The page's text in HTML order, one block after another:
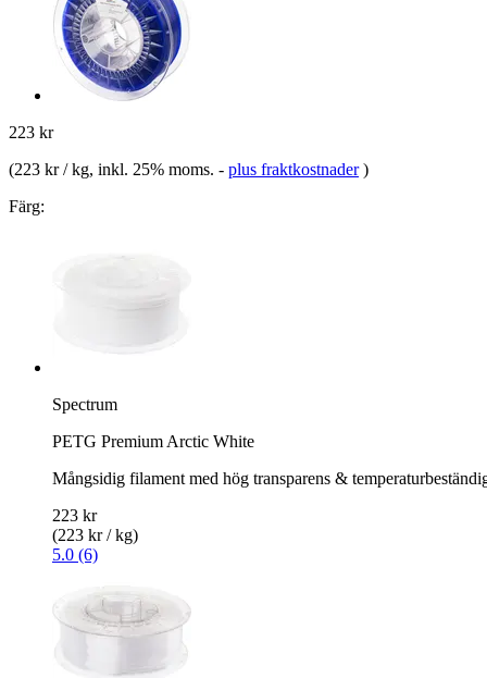
223 kr
(223 kr / kg, inkl. 25% moms. - plus fraktkostnader )
Färg:
Spectrum
PETG Premium Arctic White
Mångsidig filament med hög transparens &
223 kr
(223 kr / kg)
5.0 (6)